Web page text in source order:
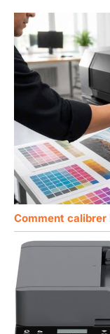
Comment calibrer